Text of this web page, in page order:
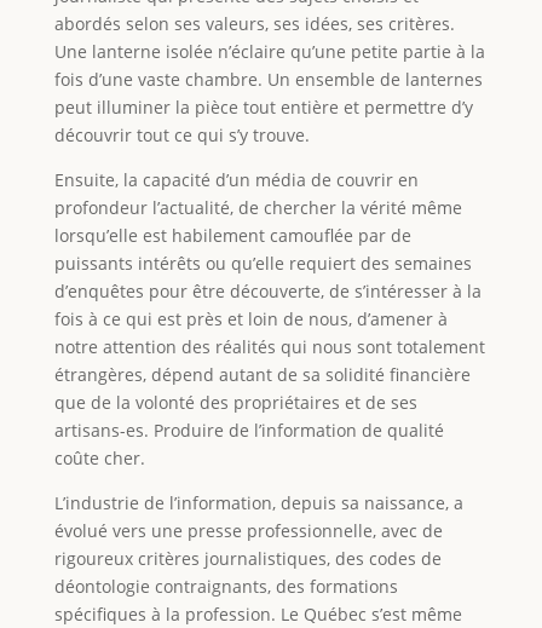
abordés selon ses valeurs, ses idées, ses critères.
Une lanterne isolée n’éclaire qu’une petite partie à la
fois d’une vaste chambre. Un ensemble de lanternes
peut illuminer la pièce tout entière et permettre d’y
découvrir tout ce qui s’y trouve.
Ensuite, la capacité d’un média de couvrir en
profondeur l’actualité, de chercher la vérité même
lorsqu’elle est habilement camouflée par de
puissants intérêts ou qu’elle requiert des semaines
d’enquêtes pour être découverte, de s’intéresser à la
fois à ce qui est près et loin de nous, d’amener à
notre attention des réalités qui nous sont totalement
étrangères, dépend autant de sa solidité financière
que de la volonté des propriétaires et de ses
artisans-es. Produire de l’information de qualité
coûte cher.
L’industrie de l’information, depuis sa naissance, a
évolué vers une presse professionnelle, avec de
rigoureux critères journalistiques, des codes de
déontologie contraignants, des formations
spécifiques à la profession. Le Québec s’est même